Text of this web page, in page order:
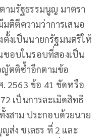
มรัฐธรรมนูญ มาตรา
ติตีความว่าการเสนอ
งเป็นนายกรัฐมนตรีให้
ชอบในรอบที่สองเป็น
ตติซ้ำอีกตามข้อ
2563 ข้อ 41 ขัดหรือ
เป็นการละเมิดสิทธิ
งสาม ประกอบด้วยนาย
ง ชเลธร ที่ 2 และ